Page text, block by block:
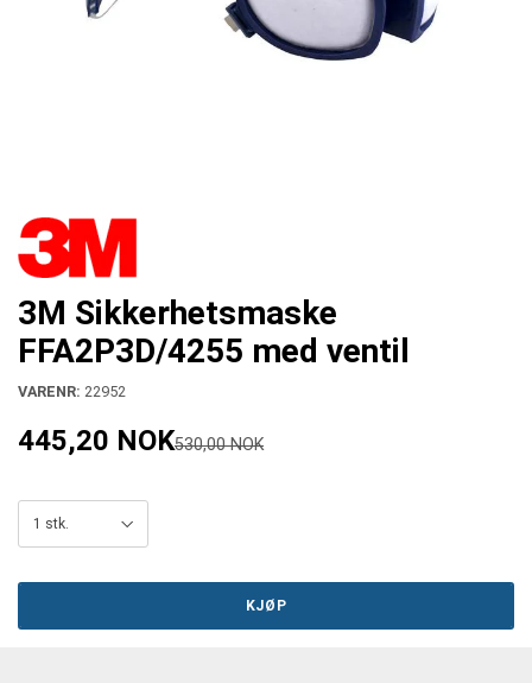
3M Sikkerhetsmaske
FFA2P3D/4255 med ventil
VARENR: 22952
445,20 NOK530,00 NOK
KJØP